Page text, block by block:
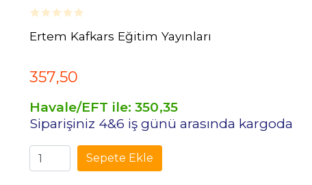
Ertem Kafkars Eğitim Yayınları
357,50
Havale/EFT ile: 350,35
Siparişiniz 4&6 iş günü arasında kargoda
Sepete Ekle